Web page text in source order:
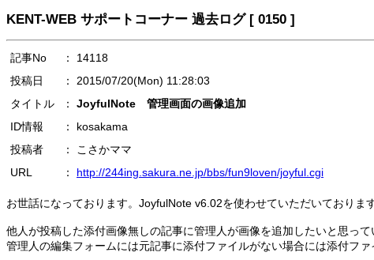
KENT-WEB サポートコーナー 過去ログ [ 0150 ]
記事No
： 14118
投稿日
： 2015/07/20(Mon) 11:28:03
タイトル
： JoyfulNote 管理画面の画像追加
ID情報
： kosakama
投稿者
： こさかママ
URL
： http://244ing.sakura.ne.jp/bbs/fun9loven/joyful.cgi
お世話になっております。JoyfulNote v6.02を使わせていただいております
他人が投稿した添付画像無しの記事に管理人が画像を追加したいと思って
管理人の編集フォームには元記事に添付ファイルがない場合には添付ファ